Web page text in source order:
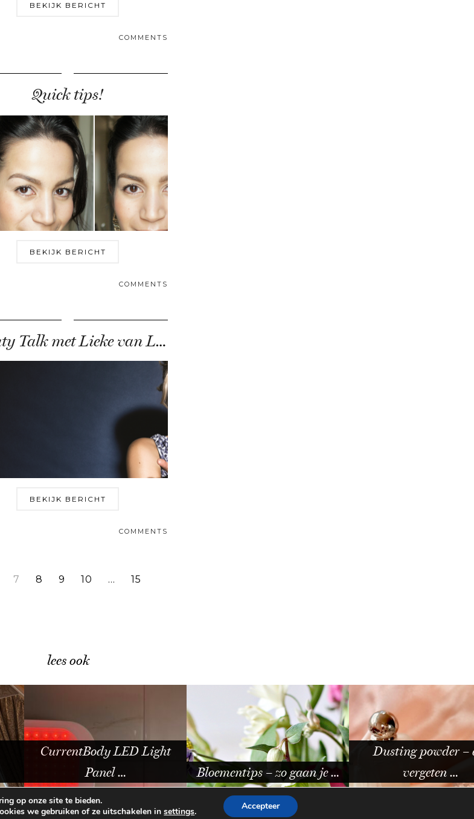
BEKIJK BERICHT
COMMENTS
Quick tips!
BEKIJK BERICHT
COMMENTS
Beauty Talk met Lieke van Lexmond
BEKIJK BERICHT
COMMENTS
7 8 9 10 …
15
lees ook
CurrentBody LED Light
Panel …
Bloementips – zo gaan je …
Dusting powder – dit
vergeten …
WORDPRESS THEME BY
op onze site te bieden.
we gebruiken of ze uitschakelen insettings. Accepteer